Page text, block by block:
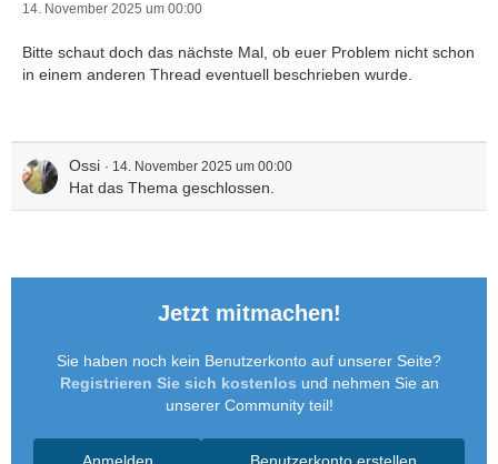
14. November 2025 um 00:00
Bitte schaut doch das nächste Mal, ob euer Problem nicht schon
in einem anderen Thread eventuell beschrieben wurde.
Ossi 14. November 2025 um 00:00
Hat das Thema geschlossen.
Jetzt mitmachen!
Sie haben noch kein Benutzerkonto auf unserer Seite?
Registrieren Sie sich kostenlos und nehmen Sie an
unserer Community teil!